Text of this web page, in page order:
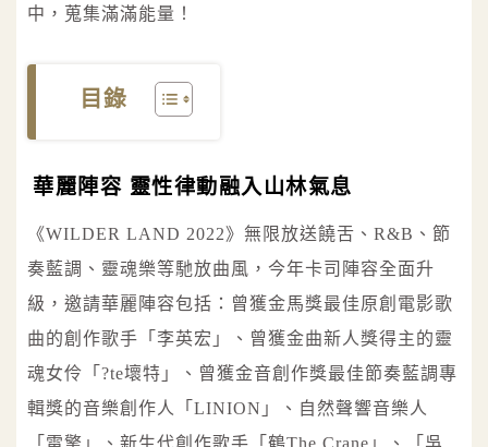
中，蒐集滿滿能量！
目錄
華麗陣容 靈性律動融入山林氣息
《WILDER LAND 2022》無限放送饒舌、R&B、節
奏藍調、靈魂樂等馳放曲風，今年卡司陣容全面升
級，邀請華麗陣容包括：曾獲金馬獎最佳原創電影歌
曲的創作歌手「李英宏」、曾獲金曲新人獎得主的靈
魂女伶「?te壞特」、曾獲金音創作獎最佳節奏藍調專
輯獎的音樂創作人「LINION」、自然聲響音樂人